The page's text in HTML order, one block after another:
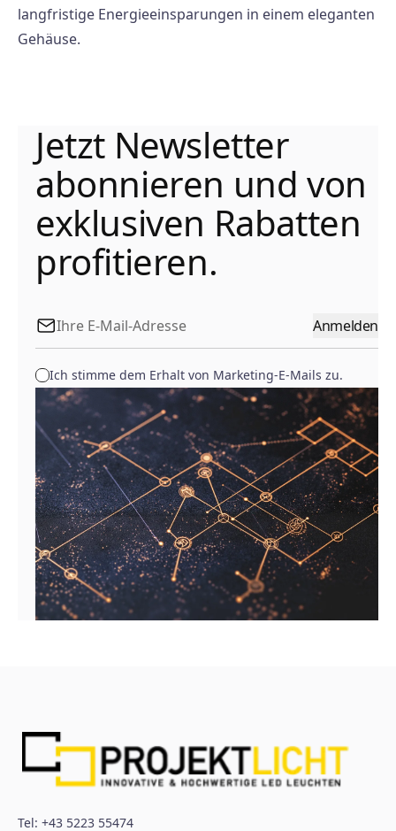
langfristige Energieeinsparungen in einem eleganten
Gehäuse.
Jetzt Newsletter
abonnieren und von
exklusiven Rabatten
profitieren.
Anmelden
Ich stimme dem Erhalt von Marketing-E-Mails zu.
Tel: +43 5223 55474